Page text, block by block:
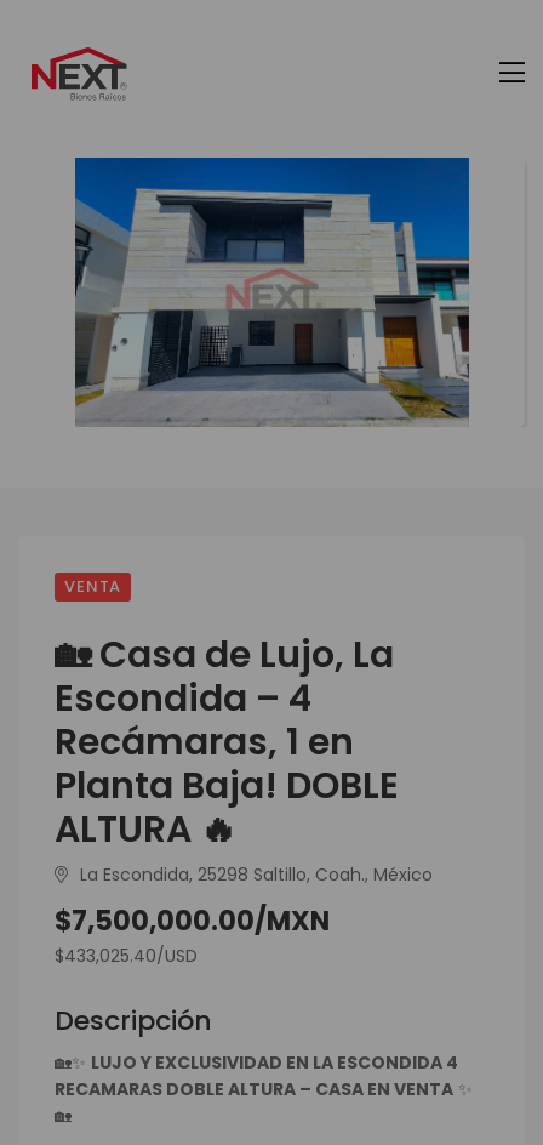
VENTA
🏡 Casa de Lujo, La
Escondida – 4
Recámaras, 1 en
Planta Baja! DOBLE
ALTURA 🔥
La Escondida, 25298 Saltillo, Coah., México
$7,500,000.00/MXN
$433,025.40/USD
Descripción
🏡✨ LUJO Y EXCLUSIVIDAD EN LA ESCONDIDA 4
RECAMARAS DOBLE ALTURA – CASA EN VENTA ✨
🏡